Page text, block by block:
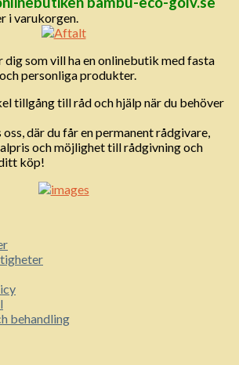
i varukorgen.
dig som vill ha en onlinebutik med fasta
personliga produkter.
tillgång till råd och hjälp när du behöver
där du får en permanent rådgivare,
och möjlighet till rådgivning och
köp!
behandling